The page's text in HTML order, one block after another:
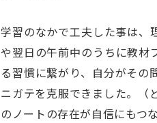
学習のなかで工夫した事は、
や翌日の午前中のうちに教材
る習慣に繋がり、自分がそ
ニガテを克服できました。（
のノートの存在が自信にもつ